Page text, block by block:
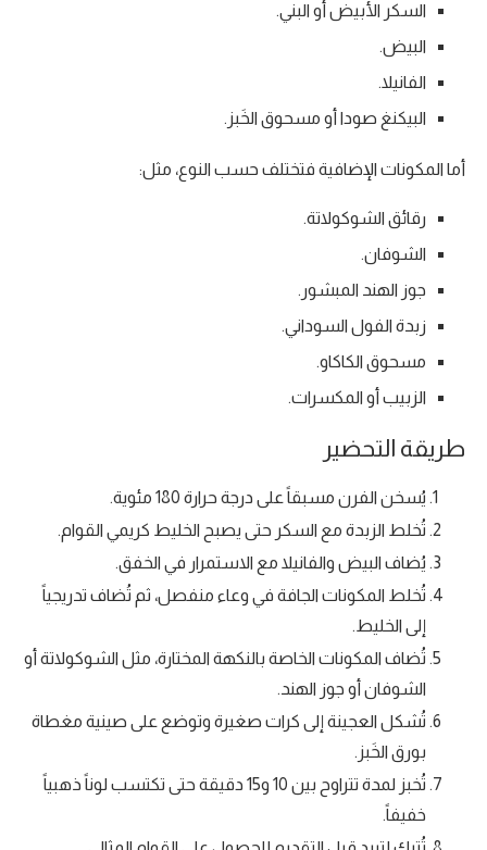
السكر الأبيض أو البني.
البيض.
الفانيلا.
البيكنغ صودا أو مسحوق الخَبز.
أما المكونات الإضافية فتختلف حسب النوع، مثل:
رقائق الشوكولاتة.
الشوفان.
جوز الهند المبشور.
زبدة الفول السوداني.
مسحوق الكاكاو.
الزبيب أو المكسرات.
طريقة التحضير
يُسخن الفرن مسبقاً على درجة حرارة 180 مئوية.
تُخلط الزبدة مع السكر حتى يصبح الخليط كريمي القوام.
يُضاف البيض والفانيلا مع الاستمرار في الخفق.
تُخلط المكونات الجافة في وعاء منفصل، ثم تُضاف تدريجياً
إلى الخليط.
تُضاف المكونات الخاصة بالنكهة المختارة، مثل الشوكولاتة أو
الشوفان أو جوز الهند.
تُشكل العجينة إلى كرات صغيرة وتوضع على صينية مغطاة
بورق الخَبز.
تُخبز لمدة تتراوح بين 10 و15 دقيقة حتى تكتسب لوناً ذهبياً
خفيفاً.